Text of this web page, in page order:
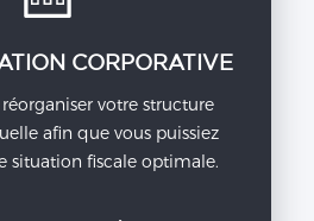
CORPORATIVE
votre structure
afin que vous puissiez
situation fiscale optimale.